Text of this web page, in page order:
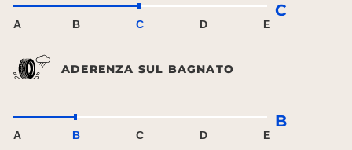
A B C D E
C
ADERENZA SUL BAGNATO
A B C D E
B